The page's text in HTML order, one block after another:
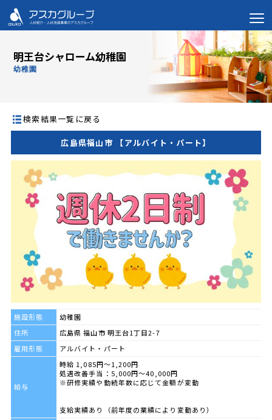
明王台シャローム幼稚園
幼稚園
検索結果一覧に戻る
広島県福山市 【アルバイト・パート】
施設形態
幼稚園
住所
広島県 福山市 明王台1丁目2-7
雇用形態
アルバイト・パート
給与
時給 1,085円～1,200円
処遇改善手当：5,000円～40,000円
※研修実績や勤続年数に応じて金額が変動
支給実績あり（前年度の業績により変動あり）